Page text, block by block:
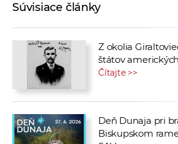
Súvisiace články
Z okolia
štátov amerických
Čítajte >>
Deň Dunaja pri
Biskupskom